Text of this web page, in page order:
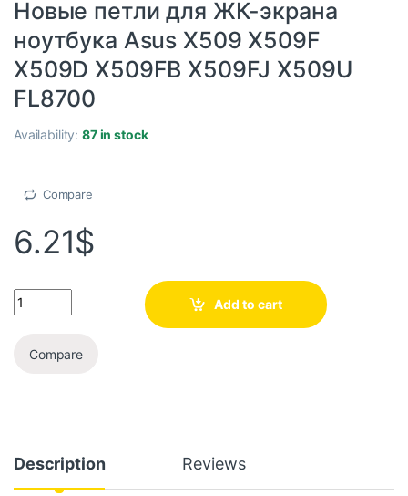
Новые петли для ЖК-экрана
ноутбука Asus X509 X509F
X509D X509FB X509FJ X509U
FL8700
Availability:87 in stock
Compare
6.21$
Add to cart
Compare
Description Reviews